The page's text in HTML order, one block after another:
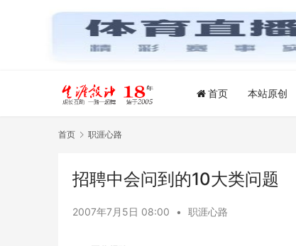
首页 本站原创
首页 职涯心路
招聘中会问到的10大类问题
2007年7月5日 08:00 • 职涯心路